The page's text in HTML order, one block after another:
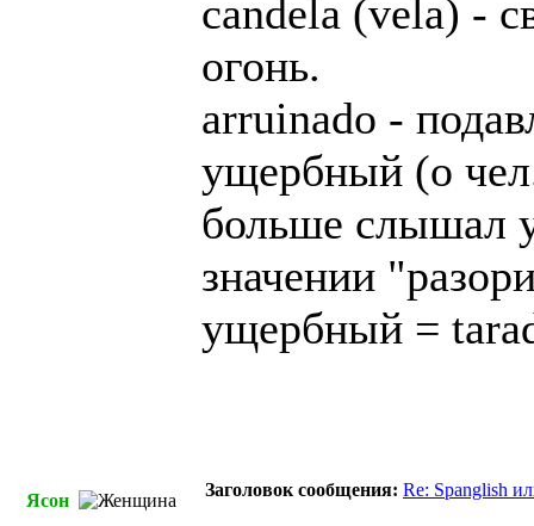
candela (vela) -
огонь.
arruinado -
ущербный (о
больше слышал
значении
ущербный =
Ясон
Заголовок сообщения: Re: Spanglish